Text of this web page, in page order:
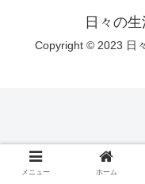
日々の
Copyright © 2023 日
メニュー ホーム